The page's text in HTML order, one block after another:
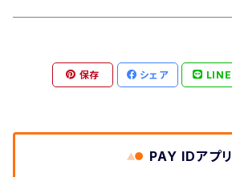
Swan
Hedgehog
Swan
保存 シェア LINE
PAY IDアプリ